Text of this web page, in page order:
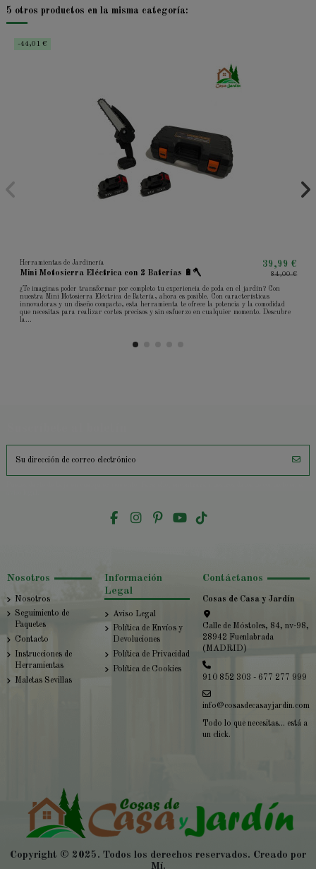
5 otros productos en la misma categoría:
-44,01 €
Herramientas de Jardinería
Mini Motosierra Eléctrica con 2 Baterías 🔋🪓
39,99 €
84,00 €
¿Te imaginas poder transformar por completo tu experiencia de poda en el jardín? Con
nuestra Mini Motosierra Eléctrica de Batería, ahora es posible. Con características
innovadoras y un diseño compacto, esta herramienta te ofrece la potencia y la comodidad
que necesitas para realizar cortes precisos y sin esfuerzo en cualquier momento. Descubre
la...
Nosotros
Nosotros
Seguimiento de
Paquetes
Contacto
Instrucciones de
Herramientas
Maletas Sevillas
Información
Legal
Aviso Legal
Política de Envíos y
Devoluciones
Política de Privacidad
Política de Cookies
Contáctanos
Cosas de Casa y Jardín
Calle de Móstoles, 84, nv-98,
28942 Fuenlabrada
(MADRID)
910 852 303 - 677 277 999
info@cosasdecasayjardin.com
Todo lo que necesitas... está a
un click.
Copyright © 2025. Todos los derechos reservados. Creado por
Mí.